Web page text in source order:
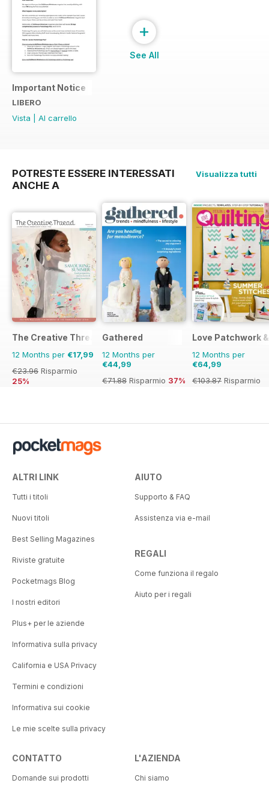
Important Notice
LIBERO
Vista
Al carrello
+
See All
POTRESTE ESSERE INTERESSATI
ANCHE A
Visualizza tutti
The Creative Thread
12 Months per €17,99
€23.96 Risparmio
25%
Gathered
12 Months per
€44,99
€71.88 Risparmio 37%
Love Patchwork
12 Months per
€64,99
€103.87 Risparmio
ALTRI LINK
Tutti i titoli
Nuovi titoli
Best Selling Magazines
Riviste gratuite
Pocketmags Blog
I nostri editori
Plus+ per le aziende
Informativa sulla privacy
California e USA Privacy
Termini e condizioni
Informativa sui cookie
Le mie scelte sulla privacy
AIUTO
Supporto & FAQ
Assistenza via e-mail
REGALI
Come funziona il regalo
Aiuto per i regali
CONTATTO
Domande sui prodotti
L'AZIENDA
Chi siamo